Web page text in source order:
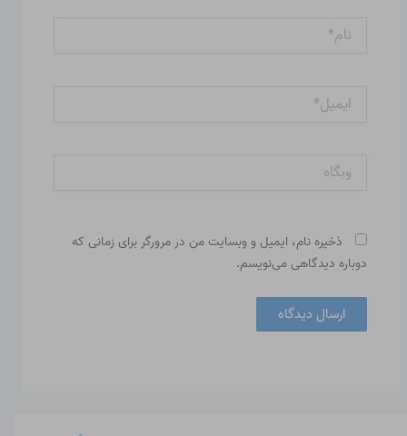
ایمیل*
ذخیره نام، ایمیل و وبسایت من در مرورگر برای زمانی که
دوباره دیدگاهی می‌نویسم.